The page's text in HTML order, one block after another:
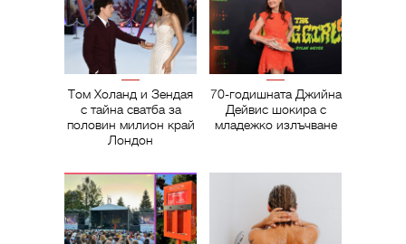
Том Холанд и Зендая
с тайна сватба за
половин милион край
Лондон
70-годишната Джийна
Дейвис шокира с
младежко излъчване